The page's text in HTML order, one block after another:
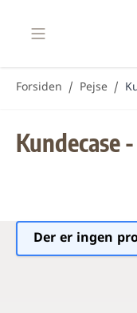
Forsiden / Pejse /
Kundecase
Der er ingen